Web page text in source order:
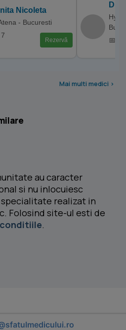
Nicoleta
- Bucuresti
Rezervă
Dr.
📅
Mai multi medici >
au caracter
si nu inlocuiesc
realizat in
Folosind site-ul esti de
.